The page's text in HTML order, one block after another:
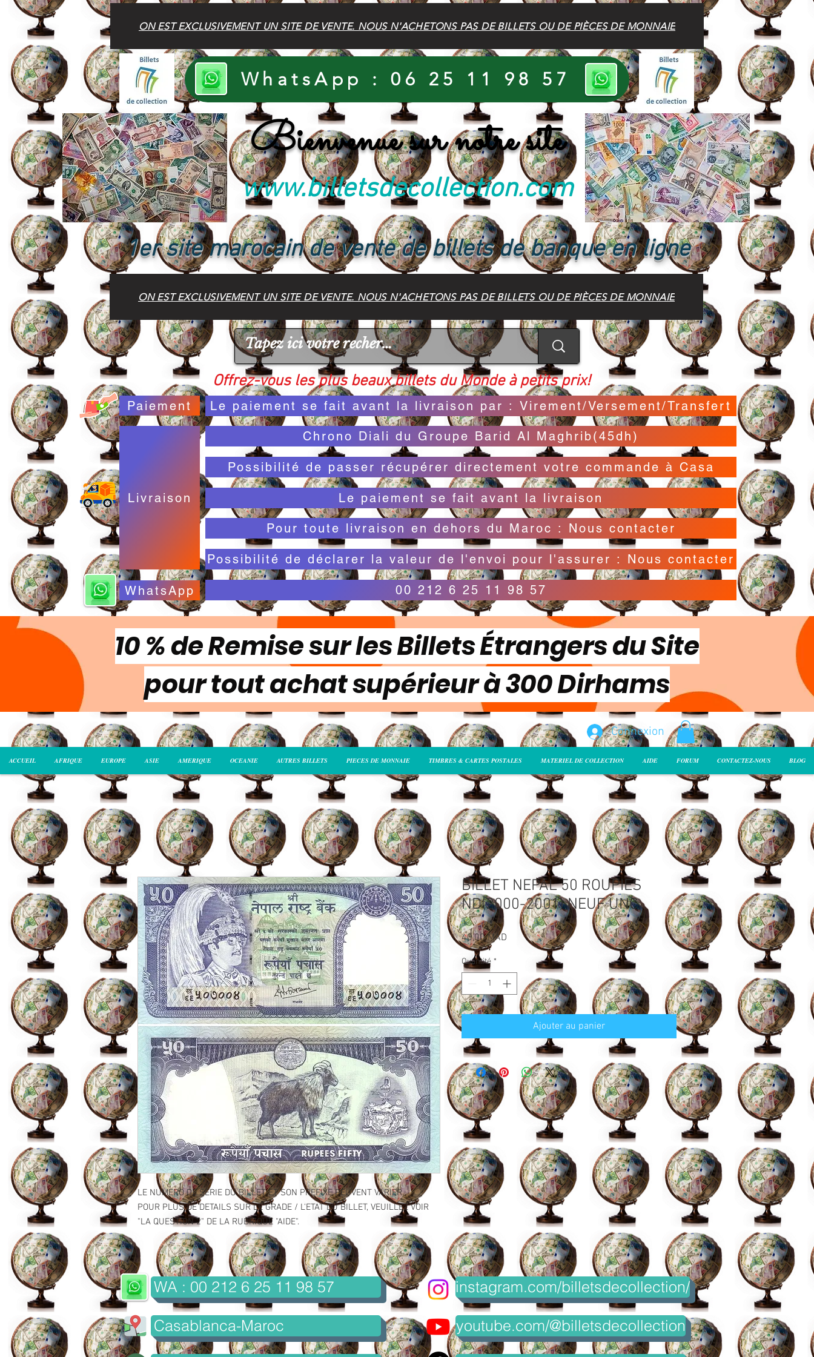
ON EST EXCLUSIVEMENT UN SITE DE VENTE. NOUS N'ACHETONS PAS DE BILLETS OU DE PIÈCES DE MONNAIE
WhatsApp : 06 25 11 98 57
Bienvenue sur notre site
www.billetsdecollection.com
1er site marocain de vente de billets de banque en ligne
ON EST EXCLUSIVEMENT UN SITE DE VENTE. NOUS N'ACHETONS PAS DE BILLETS OU DE PIÈCES DE MONNAIE
Offrez-vous les plus beaux billets du Monde à petits prix!
Paiement Le paiement se fait avant la livraison par : Virement/Versement/Transfert
Livraison
Chrono Diali du Groupe Barid Al Maghrib(45dh)
Possibilité de passer récupérer directement votre commande à Casa
Le paiement se fait avant la livraison
Pour toute livraison en dehors du Maroc : Nous contacter
Possibilité de déclarer la valeur de l'envoi pour l'assurer : Nous contacter
WhatsApp 00 212 6 25 11 98 57
10 % de Remise sur les Billets Étrangers du Site
pour tout achat supérieur à 300 Dirhams
Connexion
ACCUEIL AFRIQUE EUROPE ASIE AMERIQUE OCEANIE AUTRES BILLETS PIECES DE MONNAIE TIMBRES & CARTES POSTALES MATERIEL DE COLLECTION AIDE FORUM CONTACTEZ-NOUS BLOG
LE NUMERO DE SERIE DU BILLET ET SON PREFIXE PEUVENT VARIER.
POUR PLUS DE DETAILS SUR LE GRADE / L'ETAT DU BILLET, VEUILLEZ VOIR
"LA QUESTION 2" DE LA RUBRIQUE "AIDE".
BILLET NEPAL 50 ROUPIES
ND(2000-2001) NEUF UNC
40,00 MAD
Quantité *
Ajouter au panier
WA : 00 212 6 25 11 98 57
Casablanca-Maroc
instagram.com/billetsdecollection/
youtube.com/@billetsdecollection